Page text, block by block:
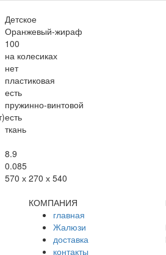
Детское
Оранжевый-жираф
100
на колесиках
нет
пластиковая
есть
пружинно-винтовой
есть
ткань
8.9
0.085
570 х 270 х 540
КОМПАНИЯ
главная
Жалюзи
доставка
контакты